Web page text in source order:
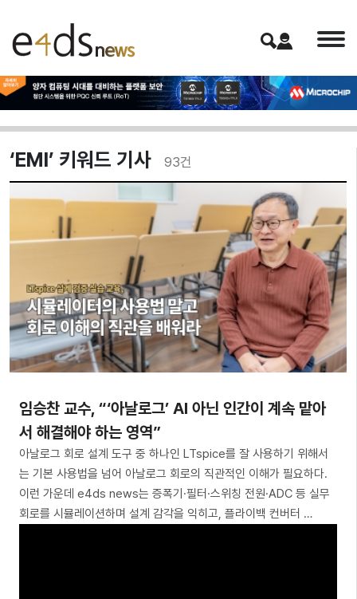
‘EMI’ 키워드 기사 93건
임승찬 교수, “‘아날로그’ AI 아닌 인간이 계속 맡아
서 해결해야 하는 영역”
아날로그 회로 설계 도구 중 하나인 LTspice를 잘 사용하기 위해서
는 기본 사용법을 넘어 아날로그 회로의 직관적인 이해가 필요하다.
이런 가운데 e4ds news는 증폭기·필터·스위칭 전원·ADC 등 실무
회로를 시뮬레이션하며 설계 감각을 익히고, 플라이백 컨버터 …